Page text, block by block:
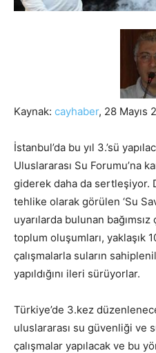
Kaynak: cayhaber, 28 Mayıs
İstanbul’da bu yıl 3.’sü
Uluslararası Su Forumu’na
giderek daha da sertleşiyor.
tehlike olarak görülen ‘Su
uyarılarda bulunan
toplum oluşumları, yaklaşık
çalışmalarla suların
yapıldığını ileri sürüyorlar.
Türkiye’de 3.kez
uluslararası su güvenliği ve
çalışmalar yapılacak ve bu